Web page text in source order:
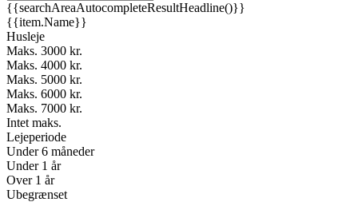
{{searchAreaAutocompleteResultHeadline()}}
{{item.Name}}
Husleje
Maks. 3000 kr.
Maks. 4000 kr.
Maks. 5000 kr.
Maks. 6000 kr.
Maks. 7000 kr.
Intet maks.
Lejeperiode
Under 6 måneder
Under 1 år
Over 1 år
Ubegrænset